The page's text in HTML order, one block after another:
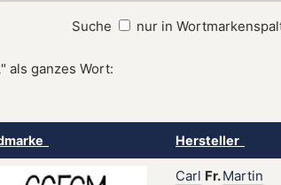
Suche nur in
als ganzes Wort:
Hersteller
Carl Fr.Martin